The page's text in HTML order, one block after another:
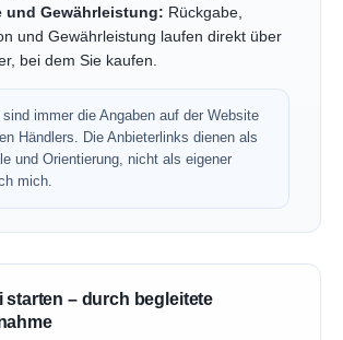
und Gewährleistung: Rückgabe,
und Gewährleistung laufen direkt über
bei dem Sie kaufen.
immer die Angaben auf der Website
Händlers. Die Anbieterlinks dienen als
und Orientierung, nicht als eigener
mich.
starten – durch begleitete